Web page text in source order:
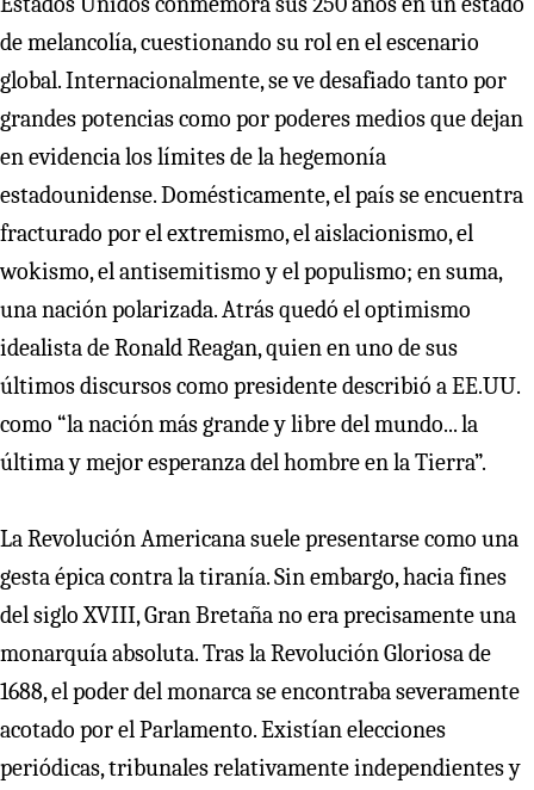
de melancolía, cuestionando su rol en el escenario
global. Internacionalmente, se ve desafiado tanto por
grandes potencias como por poderes medios que dejan
en evidencia los límites de la hegemonía
estadounidense. Domésticamente, el país se encuentra
fracturado por el extremismo, el aislacionismo, el
wokismo, el antisemitismo y el populismo; en suma,
una nación polarizada. Atrás quedó el optimismo
idealista de Ronald Reagan, quien en uno de sus
últimos discursos como presidente describió a EE.UU.
como “la nación más grande y libre del mundo... la
última y mejor esperanza del hombre en la Tierra”.
La Revolución Americana suele presentarse como una
gesta épica contra la tiranía. Sin embargo, hacia fines
del siglo XVIII, Gran Bretaña no era precisamente una
monarquía absoluta. Tras la Revolución Gloriosa de
1688, el poder del monarca se encontraba severamente
acotado por el Parlamento. Existían elecciones
periódicas, tribunales relativamente independientes y